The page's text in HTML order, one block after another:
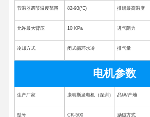
节温器调节温度范围 82-93(℃) 排烟最高温度
允许最大背压 10 KPa 进气阻力
冷却方式 闭式循环水冷 排气量
电机参数
生产厂家 康明斯发电机（深圳） 品牌/产地
型号 CK-500 励磁方式